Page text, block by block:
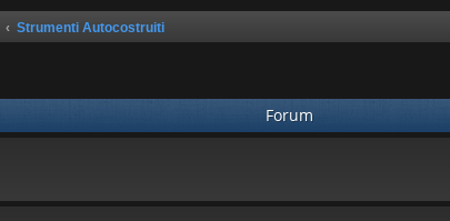
Strumenti Autocostruiti
Forum